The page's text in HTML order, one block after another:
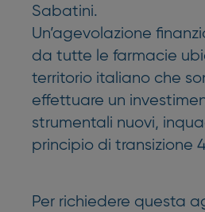
Sabatini.
Un’agevolazione
da tutte le farmacie
territorio italiano che
effettuare un
strumentali nuovi,
principio di transizione
Per richiedere questa